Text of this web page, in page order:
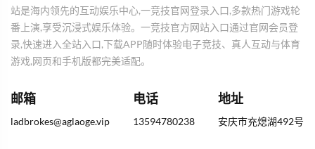
站是海内领先的互动娱乐中心,一竞技官网登录入口,多款热门游戏轮
番上演,享受沉浸式娱乐体验。一竞技官方网站入口通过官网会员登
录,快速进入全站入口,下载APP随时体验电子竞技、真人互动与体育
游戏,网页和手机版都完美适配。
邮箱
ladbrokes@aglaoge.vip
电话
13594780238
地址
安庆市充熄湖492号